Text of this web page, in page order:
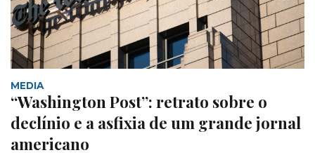
MEDIA
“Washington Post”: retrato sobre o
declínio e a asfixia de um grande jornal
americano